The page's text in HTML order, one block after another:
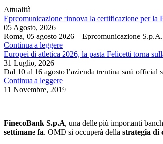
Attualità
Eprcomunicazione rinnova la certificazione per la
05 Agosto, 2026
Roma, 05 agosto 2026 – Eprcomunicazione
Continua a leggere
Europei di atletica 2026, la pasta Felicetti torna
31 Luglio, 2026
Dal 10 al 16 agosto l’azienda trentina sarà official
Continua a leggere
11 Novembre, 2019
FinecoBank S.p.A, una delle più importanti
settimane fa. OMD si occuperà della strategia di